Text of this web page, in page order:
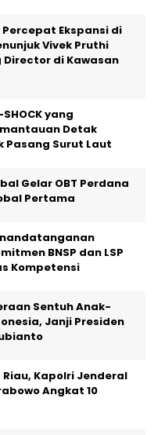
Ekspansi di
Vivek Pruthi
di Kawasan
yang
Detak
Pasang Surut Laut
Gelar OBT Perdana
Pertama
BNSP dan LSP
Kompetensi
Sentuh Anak-
Janji Presiden
Kapolri Jenderal
Angkat 10